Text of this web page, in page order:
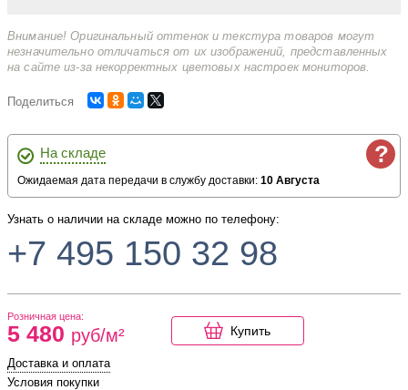
Внимание! Оригинальный оттенок и текстура товаров могут
незначительно отличаться от их изображений, представленных
на сайте из-за некорректных цветовых настроек мониторов.
Поделиться
?
На складе
Ожидаемая дата передачи в службу доставки: 10 Августа
Узнать о наличии на складе можно по телефону:
+7 495 150 32 98
Розничная цена:
5 480 руб/м² Купить
Доставка и оплата
Условия покупки